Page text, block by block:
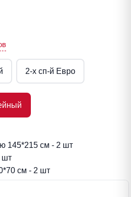
2-x сп-й Евро
145*215 см - 2 шт
шт
см - 2 шт